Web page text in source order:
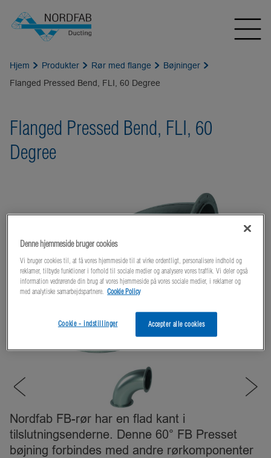
Hjem Produkter Rør med flange
Bøjninger
Flanged Pressed Bend, FLI, 60 Degree
Flanged Pressed Bend, FLI, 60
Degree
Nordfab FB-rør har en flad kant i
tilslutningsenderne. Denne 60° FB Presset
bøjning forbindes med andre rørkomponenter
Denne hjemmeside bruger cookies
Vi bruger cookies til, at få vores hjemmeside til at virke ordentligt, personalisere indhold og
reklamer, tilbyde funktioner i forhold til sociale medier og analysere vores traffik. Vi deler også
information vedrørende din brug af vores hjemmeside på vores sociale medier, i reklamer og
med analytiske samarbejdspartnere. Cookie Policy
Accepter alle cookies
Cookie - indstillinger